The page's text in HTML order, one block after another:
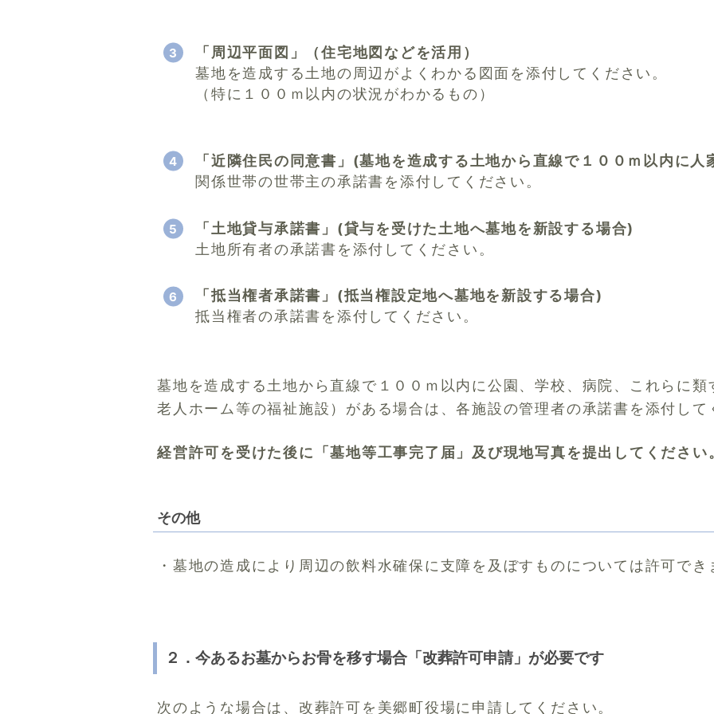
「周辺平面図」（住宅地図などを活用）
墓地を造成する土地の周辺がよくわかる図面を添付してください。
（特に１００ｍ以内の状況がわかるもの）
「近隣住民の同意書」(墓地を造成する土地から直線で１００ｍ以内に人
関係世帯の世帯主の承諾書を添付してください。
「土地貸与承諾書」(貸与を受けた土地へ墓地を新設する場合)
土地所有者の承諾書を添付してください。
「抵当権者承諾書」(抵当権設定地へ墓地を新設する場合)
抵当権者の承諾書を添付してください。
墓地を造成する土地から直線で１００ｍ以内に公園、学校、病院、これらに類
老人ホーム等の福祉施設）がある場合は、各施設の管理者の承諾書を添付して
経営許可を受けた後に「墓地等工事完了届」及び現地写真を提出してください
その他
・墓地の造成により周辺の飲料水確保に支障を及ぼすものについては許可でき
２．今あるお墓からお骨を移す場合「改葬許可申請」が必要です
次のような場合は、改葬許可を美郷町役場に申請してください。